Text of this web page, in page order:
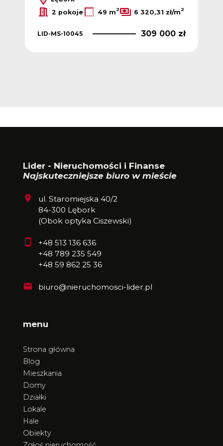
2 pokoje
49 m2 6 320,31 zł/m2
LID-MS-10045 309 000 zł
Lider - Nieruchomości i Finanse
Najskuteczniejsze biuro w mieście
ul. Staromiejska 40/2
84-300 Lębork
(Obok optyka Ciszewski)
+48 513 136 636
+48 789 235 549
+48 59 862 25 36
biuro@nieruchomosci-lider.pl
menu
Strona główna
Blog
Mieszkania
Domy
Działki
Lokale
Hale
Obiekty